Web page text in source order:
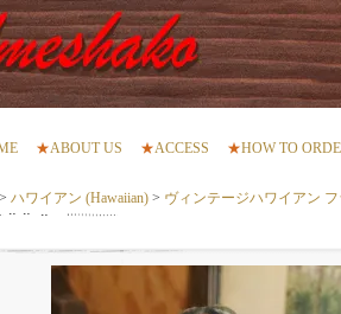
★ABOUT US ★ACCESS ★HOW TO
> ハワイアン (Hawaiian) > ヴィンテージハワイアン